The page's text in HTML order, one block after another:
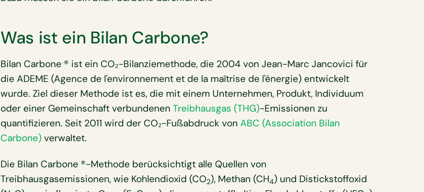
Was ist ein Bilan Carbone?
Bilan Carbone ® ist ein CO₂-Bilanziemethode, die 2004 von Jean-Marc Jancovici für
die ADEME (Agence de l'environnement et de la maîtrise de l'énergie) entwickelt
wurde. Ziel dieser Methode ist es, die mit einem Unternehmen, Produkt, Individuum
oder einer Gemeinschaft verbundenen Treibhausgas (THG)-Emissionen zu
quantifizieren. Seit 2011 wird der CO₂-Fußabdruck von ABC (Association Bilan
Carbone)verwaltet.
Die Bilan Carbone ®-Methode berücksichtigt alle Quellen von
Treibhausgasemissionen, wie Kohlendioxid (CO2), Methan (CH4) und Distickstoffoxid